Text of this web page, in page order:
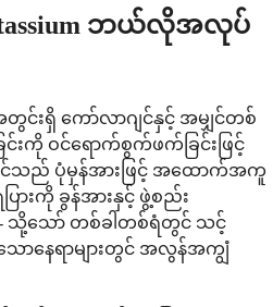
ဘယ်လိုအလုပ်
းရှိ ကော်လာဂျင်နှင့် အမျှင်တစ်
င်းကို ဝင်ရောက်စွက်ဖက်ခြင်းဖြင့်
သည် ပုံမှန်အားဖြင့် အထောက်အကူ
ားကို ခွန်အားနှင့် ဖွဲ့စည်း
သို့သော် တစ်ခါတစ်ရံတွင် သင့်
ောနေရာများတွင် အလွန်အကျွံ